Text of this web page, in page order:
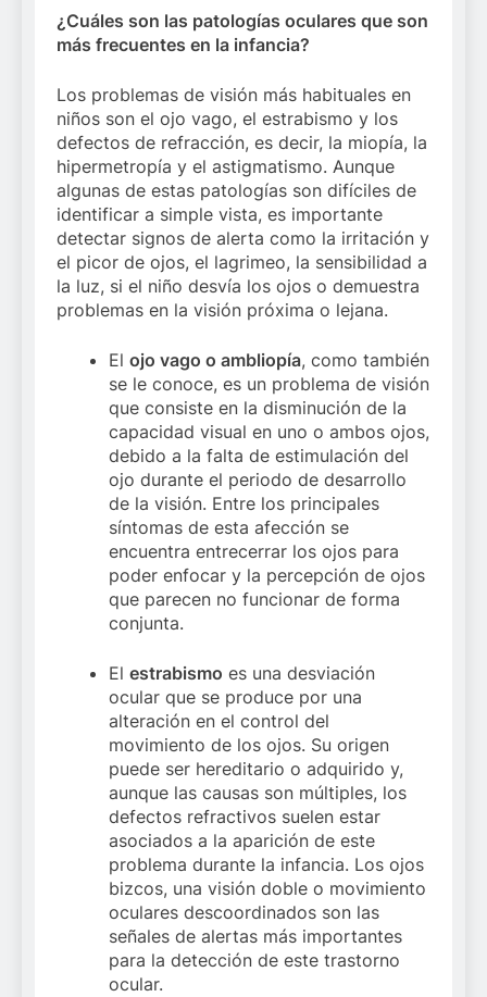
¿Cuáles son las patologías oculares que son
más frecuentes en la infancia?
Los problemas de visión más habituales en
niños son el ojo vago, el estrabismo y los
defectos de refracción, es decir, la miopía, la
hipermetropía y el astigmatismo. Aunque
algunas de estas patologías son difíciles de
identificar a simple vista, es importante
detectar signos de alerta como la irritación y
el picor de ojos, el lagrimeo, la sensibilidad a
la luz, si el niño desvía los ojos o demuestra
problemas en la visión próxima o lejana.
El ojo vago o ambliopía, como también
se le conoce, es un problema de visión
que consiste en la disminución de la
capacidad visual en uno o ambos ojos,
debido a la falta de estimulación del
ojo durante el periodo de desarrollo
de la visión. Entre los principales
síntomas de esta afección se
encuentra entrecerrar los ojos para
poder enfocar y la percepción de ojos
que parecen no funcionar de forma
conjunta.
El estrabismo es una desviación
ocular que se produce por una
alteración en el control del
movimiento de los ojos. Su origen
puede ser hereditario o adquirido y,
aunque las causas son múltiples, los
defectos refractivos suelen estar
asociados a la aparición de este
problema durante la infancia. Los ojos
bizcos, una visión doble o movimiento
oculares descoordinados son las
señales de alertas más importantes
para la detección de este trastorno
ocular.